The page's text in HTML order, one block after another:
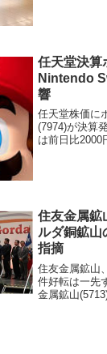
任天堂決算
Nintendo
響
任天堂株価に
(7974)が決算
は前日比2000
住友金属鉱
ルダ銅鉱山
指摘
住友金属鉱山
件好転は一先
金属鉱山
円（1.4％）
る。きょうの